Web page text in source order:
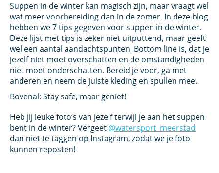
Suppen in de winter kan magisch zijn, maar vraagt wel
wat meer voorbereiding dan in de zomer. In deze blog
hebben we 7 tips gegeven voor suppen in de winter.
Deze lijst met tips is zeker niet uitputtend, maar geeft
wel een aantal aandachtspunten. Bottom line is, dat je
jezelf niet moet overschatten en de omstandigheden
niet moet onderschatten. Bereid je voor, ga met
anderen en neem de juiste kleding en spullen mee.
Bovenal: Stay safe, maar geniet!
Heb jij leuke foto’s van jezelf terwijl je aan het suppen
bent in de winter? Vergeet @watersport_meerstad
dan niet te taggen op Instagram, zodat we je foto
kunnen reposten!